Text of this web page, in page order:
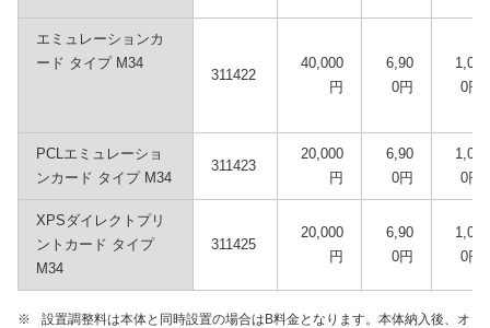
エミュレーションカ
ード タイプ M34
311422
40,000
円
6,90
0円
1,00
0円
PCLエミュレーショ
ンカード タイプ M34
311423
20,000
円
6,90
0円
1,00
0円
XPSダイレクトプリ
ントカード タイプ
M34
311425
20,000
円
6,90
0円
1,00
0円
※
設置調整料は本体と同時設置の場合はB料金となります。本体納入後、オ